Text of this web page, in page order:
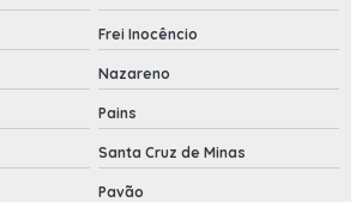
Frei Inocêncio
Nazareno
Pains
Santa Cruz de Minas
Pavão